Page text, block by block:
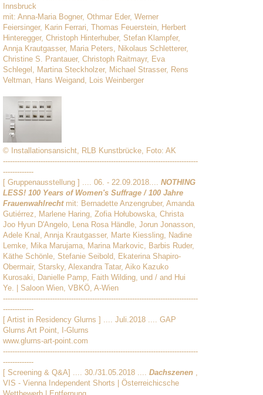
Innsbruck
mit: Anna-Maria Bogner, Othmar Eder, Werner
Feiersinger, Karin Ferrari, Thomas Feuerstein, Herbert
Hinteregger, Christoph Hinterhuber, Stefan Klampfer,
Annja Krautgasser, Maria Peters, Nikolaus Schletterer,
Christine S. Prantauer, Christoph Raitmayr, Eva
Schlegel, Martina Steckholzer, Michael Strasser, Rens
Veltman, Hans Weigand, Lois Weinberger
© Installationsansicht, RLB Kunstbrücke, Foto: AK
-----------------------------------------------------------------------------------
-------------
[ Gruppenausstellung ] .... 06. - 22.09.2018.... NOTHING
LESS! 100 Years of Women's Suffrage / 100 Jahre
Frauenwahlrechtmit: Bernadette Anzengruber, Amanda
Gutiérrez, Marlene Haring, Zofia Hołubowska, Christa
Joo Hyun D'Angelo, Lena Rosa Händle, Jorun Jonasson,
Adele Knal, Annja Krautgasser, Marte Kiessling, Nadine
Lemke, Mika Marujama, Marina Markovic, Barbis Ruder,
Käthe Schönle, Stefanie Seibold, Ekaterina Shapiro-
Obermair, Starsky, Alexandra Tatar, Aiko Kazuko
Kurosaki, Danielle Pamp, Faith Wilding, und / and Hui
Ye. | Saloon Wien, VBKÖ, A-Wien
-----------------------------------------------------------------------------------
-------------
[ Artist in Residency Glurns ] .... Juli.2018 .... GAP
Glurns Art Point, I-Glurns
www.glurns-art-point.com
-----------------------------------------------------------------------------------
-------------
[ Screening & Q&A] .... 30./31.05.2018 .... Dachszenen
VIS - Vienna Independent Shorts | Österreichicsche